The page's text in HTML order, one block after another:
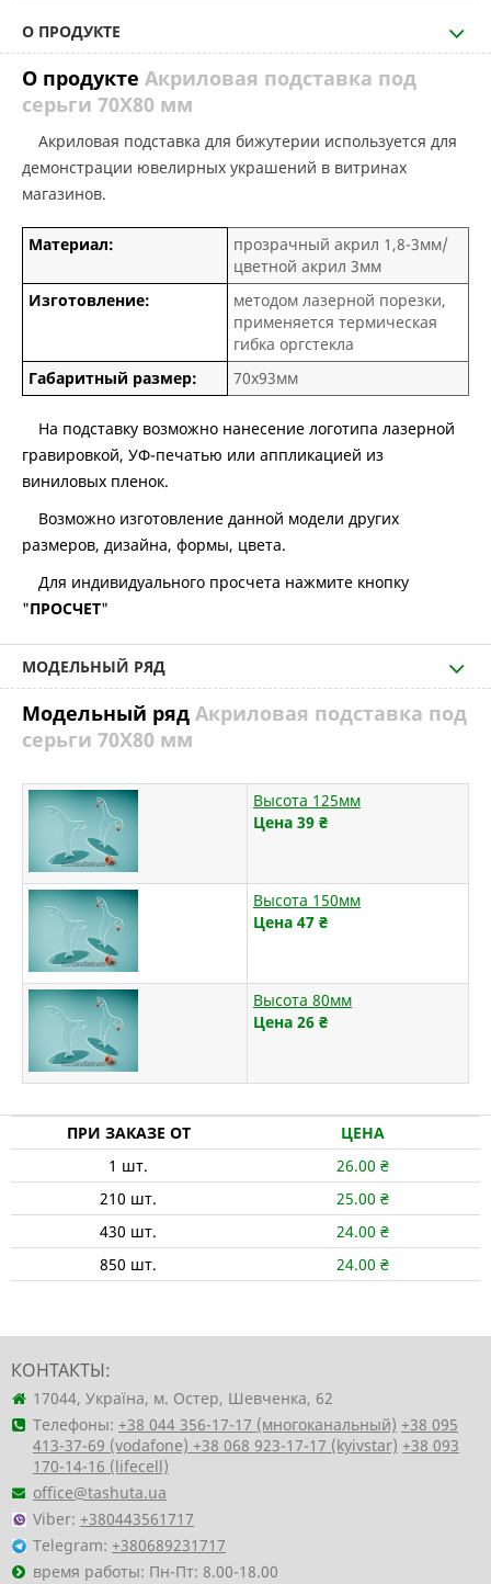
О ПРОДУКТЕ
О продукте Акриловая подставка под
серьги 70Х80 мм
Акриловая подставка для бижутерии используется для
демонстрации ювелирных украшений в витринах
магазинов.
Материал:
прозрачный акрил 1,8-3мм/
цветной акрил 3мм
Изготовление:
методом лазерной порезки,
применяется термическая
гибка оргстекла
Габаритный размер:
70х93мм
На подставку возможно нанесение логотипа лазерной
гравировкой, УФ-печатью или аппликацией из
виниловых пленок.
Возможно изготовление данной модели других
размеров, дизайна, формы, цвета.
Для индивидуального просчета нажмите кнопку
"ПРОСЧЕТ"
МОДЕЛЬНЫЙ РЯД
Модельный ряд Акриловая подставка под
серьги 70Х80 мм
Высота 125мм
Цена 39 ₴
Высота 150мм
Цена 47 ₴
Высота 80мм
Цена 26 ₴
ПРИ ЗАКАЗЕ ОТ
ЦЕНА
1 шт. 26.00 ₴
210 шт. 25.00 ₴
430 шт. 24.00 ₴
850 шт. 24.00 ₴
КОНТАКТЫ:
17044, Україна, м. Остер, Шевченка, 62
Телефоны: +38 044 356-17-17 (многоканальный) +38 095
413-37-69 (vodafone) +38 068 923-17-17 (kyivstar) +38 093
170-14-16 (lifecell)
office@tashuta.ua
Viber: +380443561717
Telegram: +380689231717
время работы: Пн-Пт: 8.00-18.00